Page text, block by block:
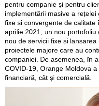
pentru companie și pentru
implementării masive a
fixe și convergente de calitate
aprilie 2021, un nou
nou de servicii fixe și
proiectele majore care au
companiei. De asemenea, în
COVID-19, Orange Moldova
financiară, cât și comercială.